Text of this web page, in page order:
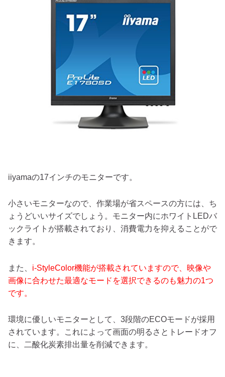
iiyamaの17インチのモニターです。
小さいモニターなので、作業場が省スペースの方には、ち
ょうどいいサイズでしょう。モニター内にホワイトLEDバ
ックライトが搭載されており、消費電力を抑えることがで
きます。
また、 i-StyleColor機能が搭載されていますので、映像や
画像に合わせた最適なモードを選択できるのも魅力の1つ
です。
環境に優しいモニターとして、3段階のECOモードが採用
されています。これによって画面の明るさとトレードオフ
に、二酸化炭素排出量を削減できます。